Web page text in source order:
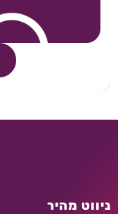
ניווט מהיר